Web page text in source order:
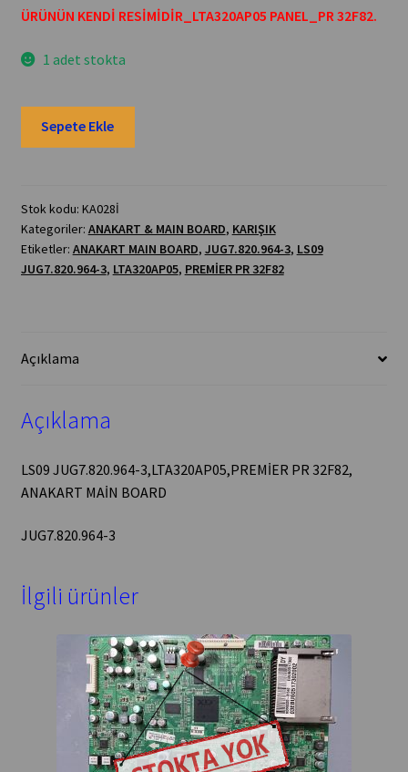
ÜRÜNÜN KENDİ RESİMİDİR_LTA320AP05 PANEL_PR 32F82.
1 adet stokta
JUG7.820.964-
PR
32F82,
ANAKART
MAİN
Sepete Ekle
Stok kodu: KA028İ
Kategoriler: ANAKART & MAIN BOARD, KARIŞIK
Etiketler: ANAKART MAIN BOARD, JUG7.820.964-3, LS09
JUG7.820.964-3, LTA320AP05, PREMİER PR 32F82
Açıklama
Açıklama
LS09 JUG7.820.964-3,LTA320AP05,PREMİER PR 32F82,
ANAKART MAİN BOARD
JUG7.820.964-3
İlgili ürünler